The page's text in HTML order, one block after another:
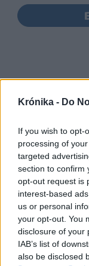
Krónika - Do
If you wish to opt-
processing of
targeted
section to confirm
opt-out request is
interest-based
us or personal
your opt-out. You
disclosure of your
IAB’s list of
also be disclosed
Szerzői